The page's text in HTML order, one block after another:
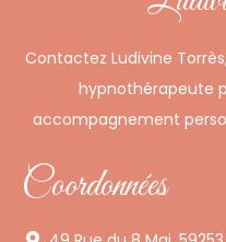
Contactez Ludivine
hypnothérapeute
accompagnement
Coordonnées